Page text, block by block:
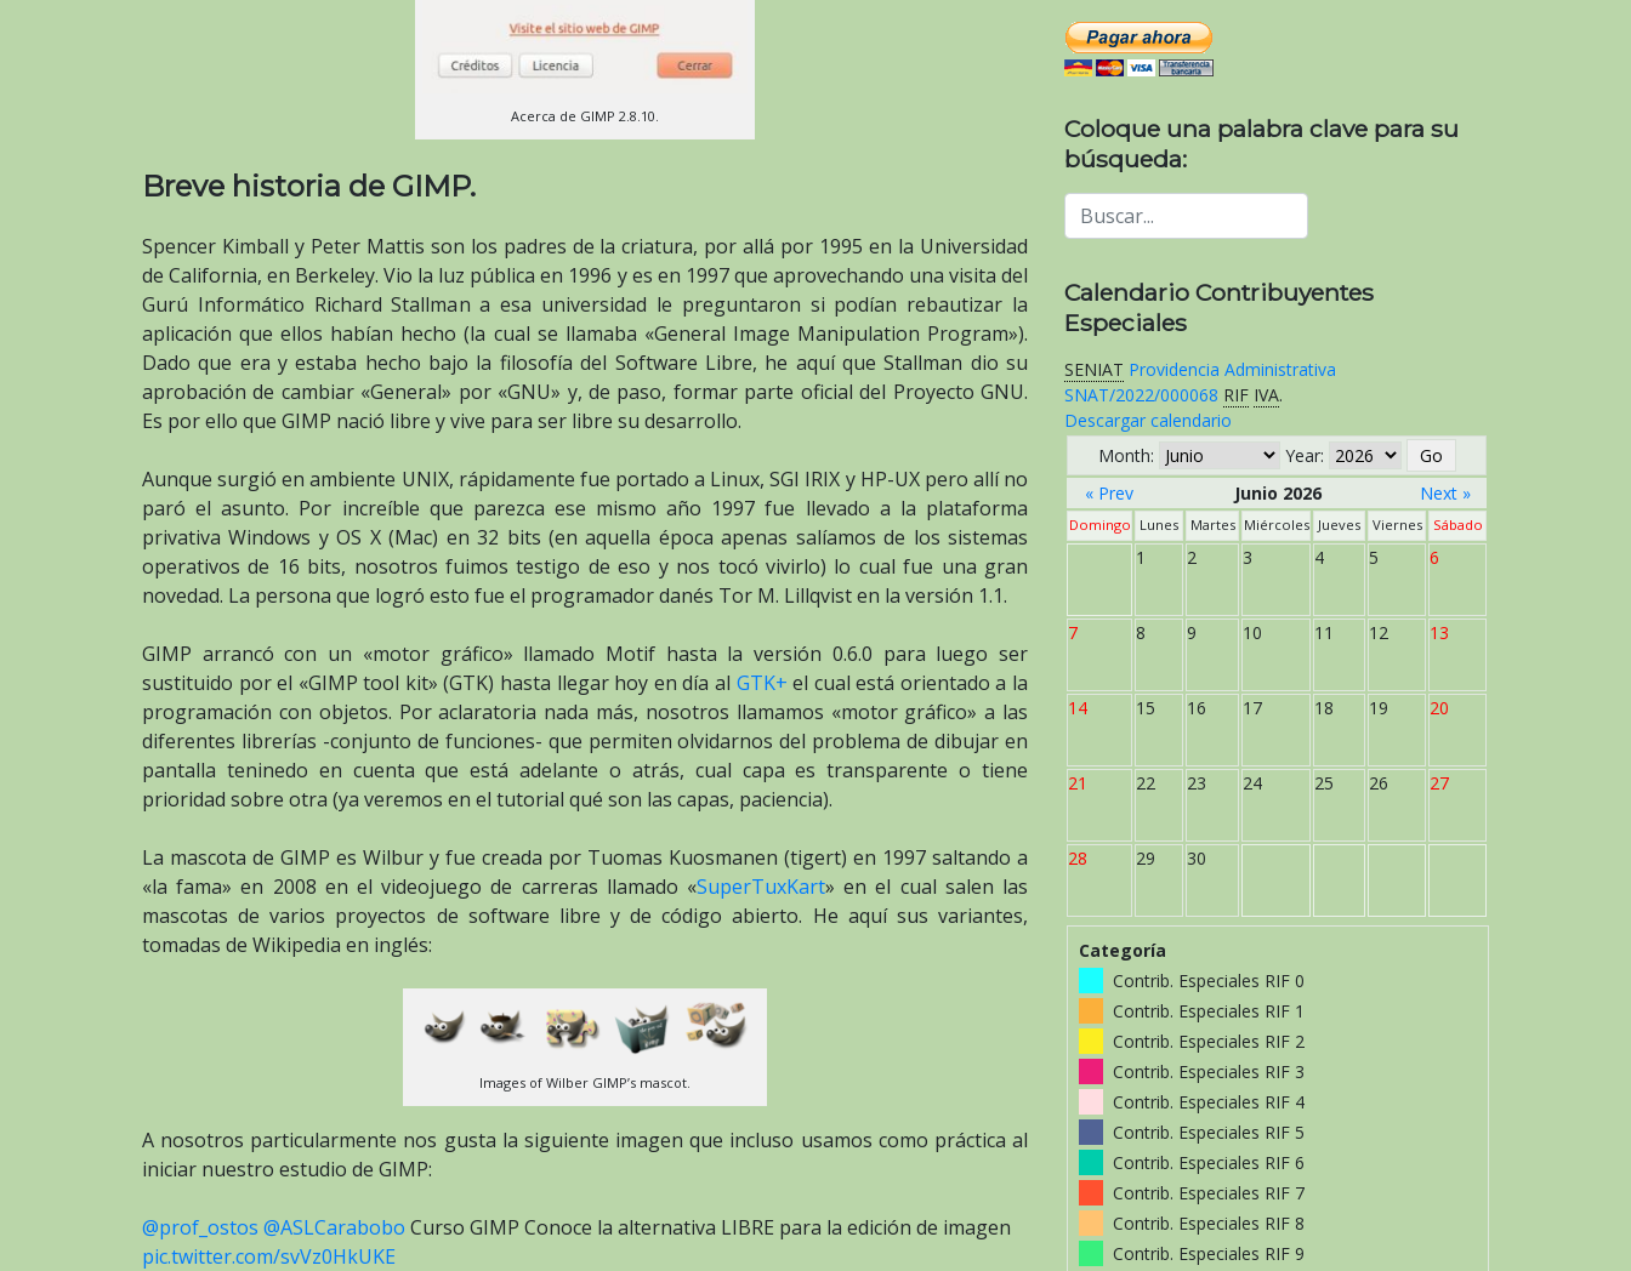
Acerca de GIMP 2.8.10.
Breve historia de GIMP.
Spencer Kimball y Peter Mattis son los padres de la criatura, por allá por 1995 en la Universidad
de California, en Berkeley. Vio la luz pública en 1996 y es en 1997 que aprovechando una visita del
Gurú Informático Richard Stallman a esa universidad le preguntaron si podían rebautizar la
aplicación que ellos habían hecho (la cual se llamaba «General Image Manipulation Program»).
Dado que era y estaba hecho bajo la filosofía del Software Libre, he aquí que Stallman dio su
aprobación de cambiar «General» por «GNU» y, de paso, formar parte oficial del Proyecto GNU.
Es por ello que GIMP nació libre y vive para ser libre su desarrollo.
Aunque surgió en ambiente UNIX, rápidamente fue portado a Linux, SGI IRIX y HP-UX pero allí no
paró el asunto. Por increíble que parezca ese mismo año 1997 fue llevado a la plataforma
privativa Windows y OS X (Mac) en 32 bits (en aquella época apenas salíamos de los sistemas
operativos de 16 bits, nosotros fuimos testigo de eso y nos tocó vivirlo) lo cual fue una gran
novedad. La persona que logró esto fue el programador danés Tor M. Lillqvist en la versión 1.1.
GIMP arrancó con un «motor gráfico» llamado Motif hasta la versión 0.6.0 para luego ser
sustituido por el «GIMP tool kit» (GTK) hasta llegar hoy en día al GTK+ el cual está orientado a la
programación con objetos. Por aclaratoria nada más, nosotros llamamos «motor gráfico» a las
diferentes librerías -conjunto de funciones- que permiten olvidarnos del problema de dibujar en
pantalla teninedo en cuenta que está adelante o atrás, cual capa es transparente o tiene
prioridad sobre otra (ya veremos en el tutorial qué son las capas, paciencia).
La mascota de GIMP es Wilbur y fue creada por Tuomas Kuosmanen (tigert) en 1997 saltando a
«la fama» en 2008 en el videojuego de carreras llamado «SuperTuxKart» en el cual salen las
mascotas de varios proyectos de software libre y de código abierto. He aquí sus variantes,
tomadas de Wikipedia en inglés:
Images of Wilber GIMP’s mascot.
A nosotros particularmente nos gusta la siguiente imagen que incluso usamos como práctica al
iniciar nuestro estudio de GIMP:
@prof_ostos @ASLCarabobo Curso GIMP Conoce la alternativa LIBRE para la edición de imagen
pic.twitter.com/svVz0HkUKE
Coloque una palabra clave para su
búsqueda:
Calendario Contribuyentes
Especiales
SENIAT Providencia Administrativa
SNAT/2022/000068 RIF IVA.
Descargar calendario
Month:
Year:
« Prev
Junio 2026 Next »
Domingo Lunes Martes Miércoles Jueves Viernes Sábado
1 2 3 4 5 6
7 8 9 10 11 12 13
14 15 16 17 18 19 20
21 22 23 24 25 26 27
28 29 30
Categoría
Contrib. Especiales RIF 0
Contrib. Especiales RIF 1
Contrib. Especiales RIF 2
Contrib. Especiales RIF 3
Contrib. Especiales RIF 4
Contrib. Especiales RIF 5
Contrib. Especiales RIF 6
Contrib. Especiales RIF 7
Contrib. Especiales RIF 8
Contrib. Especiales RIF 9